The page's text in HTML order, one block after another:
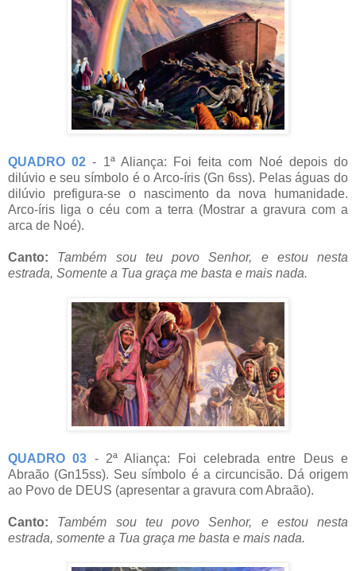
QUADRO 02 - 1ª Aliança: Foi feita com Noé depois do
dilúvio e seu símbolo é o Arco-íris (Gn 6ss). Pelas águas do
dilúvio prefigura-se o nascimento da nova humanidade.
Arco-íris liga o céu com a terra (Mostrar a gravura com a
arca de Noé).
Canto:
Também sou teu povo Senhor, e estou nesta
estrada, Somente a Tua graça me basta e mais nada.
QUADRO 03 - 2ª Aliança: Foi celebrada entre Deus e
Abraão (Gn15ss). Seu símbolo é a circuncisão. Dá origem
ao Povo de DEUS (apresentar a gravura com Abraão).
Canto:
Também sou teu povo Senhor, e estou nesta
estrada, somente a Tua graça me basta e mais nada.